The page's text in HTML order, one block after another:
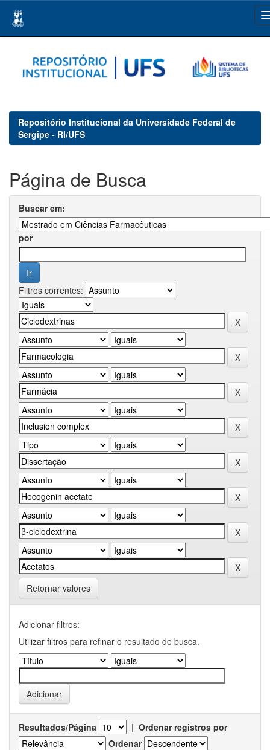
navigation
Repositório Institucional da Universidade Federal de
Sergipe - RI/UFS
Página de Busca
Buscar em:
por
Filtros correntes:
Retornar valores
Adicionar filtros:
Utilizar filtros para refinar o resultado de busca.
Resultados/Página | Ordenar registros por
Ordenar